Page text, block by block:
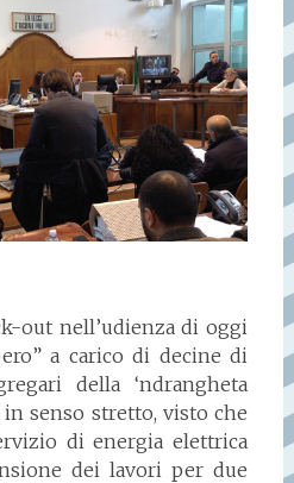
out nell’udienza di oggi
a carico di decine di
della ‘ndrangheta
senso stretto, visto che
di energia elettrica
dei lavori per due